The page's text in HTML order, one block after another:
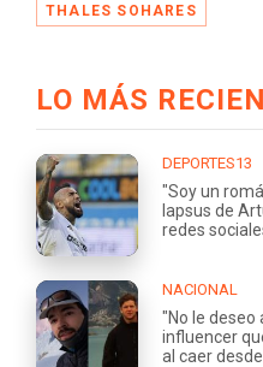
THALES SOHARES
LO MÁS
DEPORTES13
"Soy un
lapsus de
redes
NACIONAL
"No le deseo
influencer
al caer